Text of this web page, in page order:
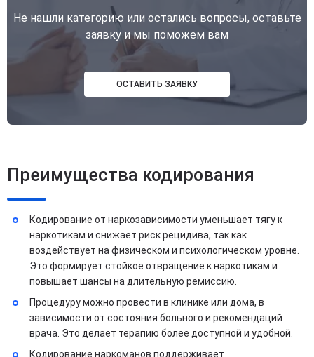
Не нашли категорию или остались вопросы, оставьте
заявку и мы поможем вам
ОСТАВИТЬ ЗАЯВКУ
Преимущества кодирования
Кодирование от наркозависимости уменьшает тягу к
наркотикам и снижает риск рецидива, так как
воздействует на физическом и психологическом уровне.
Это формирует стойкое отвращение к наркотикам и
повышает шансы на длительную ремиссию.
Процедуру можно провести в клинике или дома, в
зависимости от состояния больного и рекомендаций
врача. Это делает терапию более доступной и удобной.
Кодирование наркоманов поддерживает